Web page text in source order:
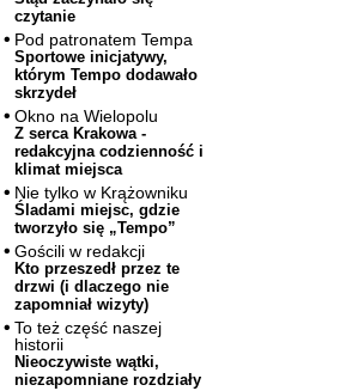
czytanie
Pod patronatem Tempa
Sportowe inicjatywy,
którym Tempo dodawało
skrzydeł
Okno na Wielopolu
Z serca Krakowa -
redakcyjna codzienność i
klimat miejsca
Nie tylko w Krążowniku
Śladami miejsc, gdzie
tworzyło się „Tempo”
Gościli w redakcji
Kto przeszedł przez te
drzwi (i dlaczego nie
zapomniał wizyty)
To też część naszej
historii
Nieoczywiste wątki,
niezapomniane rozdziały